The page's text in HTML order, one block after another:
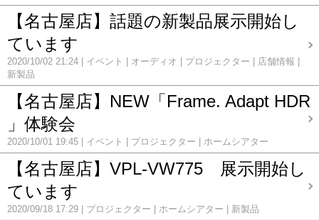
【名古屋店】話題の新製品展示開始し
ています
2020/10/02 21:24 イベント オーディオ プロジェクター
店舗情報
新製品
【名古屋店】NEW「Frame. Adapt HDR
」体験会
2020/10/01 19:45 イベント プロジェクター ホームシアター
【名古屋店】VPL-VW775 展示開始し
ています
2020/09/18 17:29 プロジェクター ホームシアター 新製品